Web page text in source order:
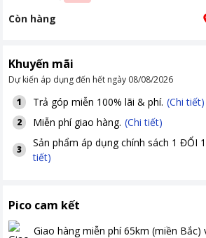
Còn hàng
Khuyến mãi
Dự kiến áp dụng đến hết ngày 08/08/2026
1
Trả góp miễn 100% lãi & phí. (Chi tiết)
2 Miễn phí giao hàng. (Chi tiết)
3
Sản phẩm áp dụng chính sách 1 ĐỔI
tiết)
Pico cam kết
Giao hàng miễn phí 65km (miền Bắc)